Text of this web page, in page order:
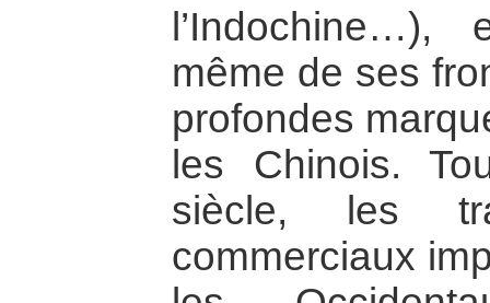
l’Indochine…),
même de ses
profondes
les Chinois.
siècle, les
commerciaux